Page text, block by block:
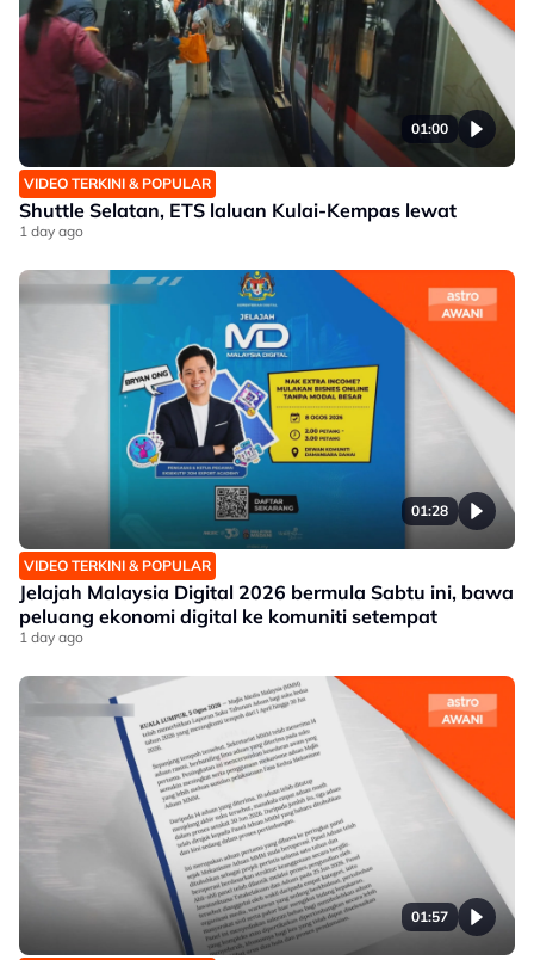
01:00
VIDEO TERKINI & POPULAR
Shuttle Selatan, ETS laluan Kulai-Kempas lewat
1 day ago
01:28
VIDEO TERKINI & POPULAR
Jelajah Malaysia Digital 2026 bermula Sabtu ini, bawa
peluang ekonomi digital ke komuniti setempat
1 day ago
01:57